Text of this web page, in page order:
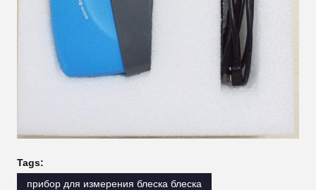
Tags:
прибор для измерения блеска блеска